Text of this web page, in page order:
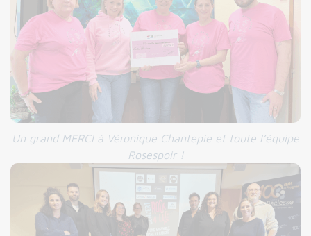
Un grand MERCI à Véronique Chantepie et toute l’équipe
Rosespoir !